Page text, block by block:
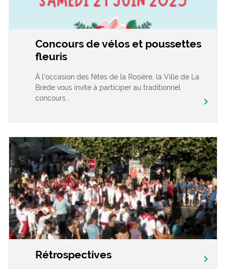
Concours de vélos et poussettes
fleuris
À l’occasion des fêtes de la Rosière, la Ville de La
Brède vous invite à participer au traditionnel
concours...
chevron_right
Rétrospectives chevron_right